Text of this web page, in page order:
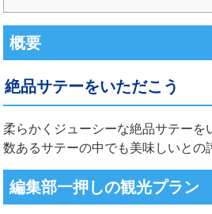
概要
絶品サテーをいただこう
柔らかくジューシーな絶品サテーを
数あるサテーの中でも美味しいとの
編集部一押しの観光プラン